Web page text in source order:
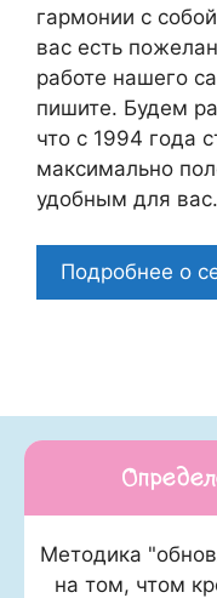
гармонии с
вас есть
работе нашего
пишите. Будем
что c 1994 года
максимально
удобным для вас.
Подробнее о
Методика
на том, чтом